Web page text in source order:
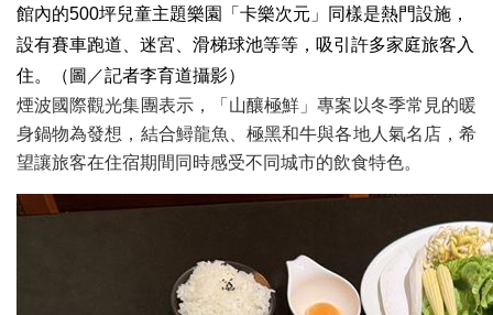
館內的500坪兒童主題樂園「卡樂次元」同樣是熱門設施，
設有賽車跑道、迷宮、滑梯球池等等，吸引許多家庭旅客入
住。（圖／記者李育道攝影）
煙波國際觀光集團表示，「山釀極鮮」專案以冬季常見的暖
身鍋物為發想，結合鱘龍魚、極黑和牛與各地人氣名店，希
望讓旅客在住宿期間同時感受不同城市的飲食特色。